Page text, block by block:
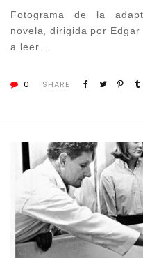
Fotograma de la
novela, dirigida por
a leer...
0 SHARE